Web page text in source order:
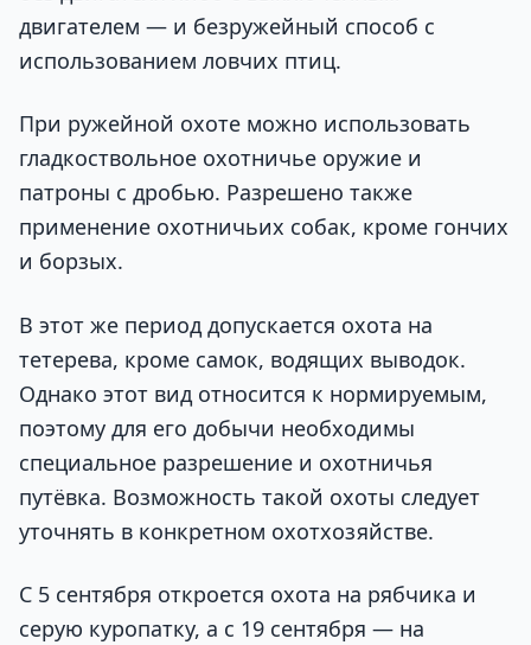
двигателем — и безружейный способ с
использованием ловчих птиц.
При ружейной охоте можно использовать
гладкоствольное охотничье оружие и
патроны с дробью. Разрешено также
применение охотничьих собак, кроме гончих
и борзых.
В этот же период допускается охота на
тетерева, кроме самок, водящих выводок.
Однако этот вид относится к нормируемым,
поэтому для его добычи необходимы
специальное разрешение и охотничья
путёвка. Возможность такой охоты следует
уточнять в конкретном охотхозяйстве.
С 5 сентября откроется охота на рябчика и
серую куропатку, а с 19 сентября — на